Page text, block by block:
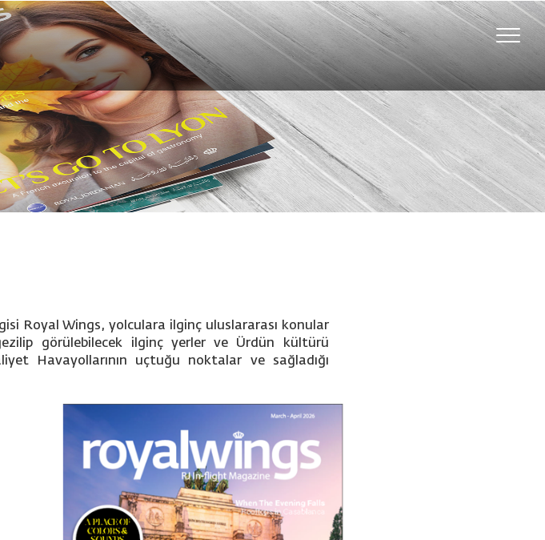
Toggle
Royal Wings, yolculara ilginç uluslararası konular
görülebilecek ilginç yerler ve Ürdün kültürü
Havayollarının uçtuğu noktalar ve sağladığı